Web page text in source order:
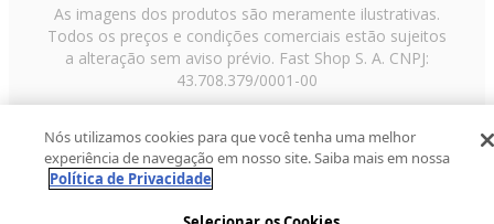
As imagens dos produtos são meramente ilustrativas.
Todos os preços e condições comerciais estão sujeitos
a alteração sem aviso prévio. Fast Shop S. A. CNPJ:
43.708.379/0001-00
Paulo/SP, CEP 02029-001, Telefone: 11 3003-3728 ©
2013 Fast Shop - Todos os direitos reservadosRF
Nós utilizamos cookies para que você tenha uma melhor
experiência de navegação em nosso site. Saiba mais em nossa
Política de Privacidade